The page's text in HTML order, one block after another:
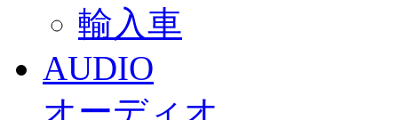
輸入車
AUDIO
オーディオ